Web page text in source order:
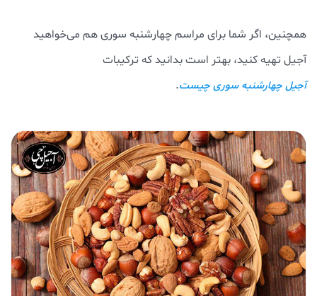
همچنین، اگر شما برای مراسم چهارشنبه سوری هم می‌خواهید
آجیل تهیه کنید، بهتر است بدانید که ترکیبات
آجیل چهارشنبه سوری چیست.